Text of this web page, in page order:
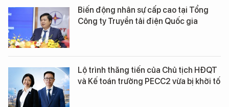
Biến động nhân sự cấp cao tại Tổng
Công ty Truyền tải điện Quốc gia
Lộ trình thăng tiến của Chủ tịch HĐQT
và Kế toán trưởng PECC2 vừa bị khởi tố